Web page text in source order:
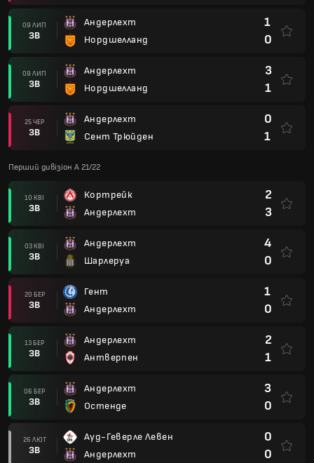
09 ЛИП
ЗВ
Андерлехт
Нордшелланд
1
0
09 ЛИП
ЗВ
Андерлехт
Нордшелланд
3
1
25 ЧЕР
ЗВ
Андерлехт
Сент Трюйден
0
1
Перший дивізіон А 21/22
10 КВІ
ЗВ
Кортрейк
Андерлехт
2
3
03 КВІ
ЗВ
Андерлехт
Шарлеруа
4
0
20 БЕР
ЗВ
Гент
Андерлехт
1
0
13 БЕР
ЗВ
Андерлехт
Антверпен
2
1
06 БЕР
ЗВ
Андерлехт
Остенде
3
0
26 ЛЮТ
ЗВ
Ауд-Геверле Левен
Андерлехт
0
0